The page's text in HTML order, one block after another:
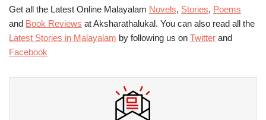
Get all the Latest Online Malayalam Novels, Stories, Poems
and Book Reviews at Aksharathalukal. You can also read all the
Latest Stories in Malayalam by following us on Twitter and
Facebook